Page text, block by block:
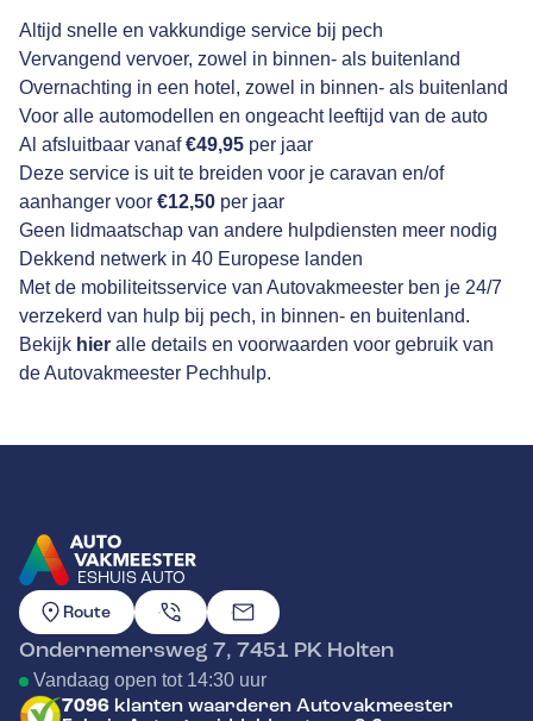
Altijd snelle en vakkundige service bij pech
Vervangend vervoer, zowel in binnen- als buitenland
Overnachting in een hotel, zowel in binnen- als buitenland
Voor alle automodellen en ongeacht leeftijd van de auto
Al afsluitbaar vanaf€49,95 per jaar
Deze service is uit te breiden voor je caravan en/of
aanhanger voor €12,50 per jaar
Geen lidmaatschap van andere hulpdiensten meer nodig
Dekkend netwerk in 40 Europese landen
Met de mobiliteitsservice van Autovakmeester ben je 24/7
verzekerd van hulp bij pech, in binnen- en buitenland.
Bekijk hier alle details en voorwaarden voor gebruik van
de Autovakmeester Pechhulp.
ESHUIS AUTO
GA NAAR DE HOMEPAGINA
Route
Ondernemersweg 7, 7451 PK Holten
Vandaag open tot 14:30 uur
7096 klanten waarderen Autovakmeester